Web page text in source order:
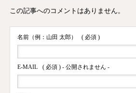
この記事へのコメントはありません。
名前（例：山田 太郎） ( 必須 )
E-MAIL ( 必須 ) - 公開されません -